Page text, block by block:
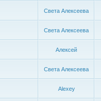
Света Алексеева
Света Алексеева
Алексей
Света Алексеева
Alexey